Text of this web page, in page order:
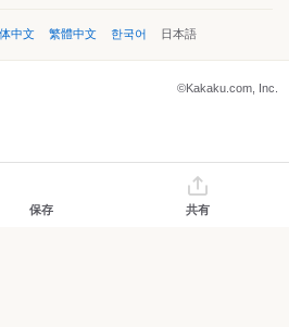
中文 繁體中文 한국어 日本語
©Kakaku.com, Inc.
保存 共有